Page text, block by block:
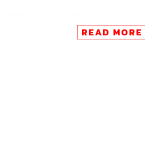
READ MORE